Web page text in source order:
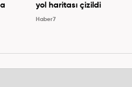
yol haritası çizildi
Haber7